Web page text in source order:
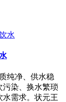
纯净、供水稳
污染、换水繁琐
水需求。状元王